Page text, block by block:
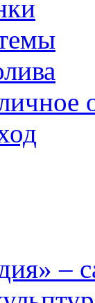
–